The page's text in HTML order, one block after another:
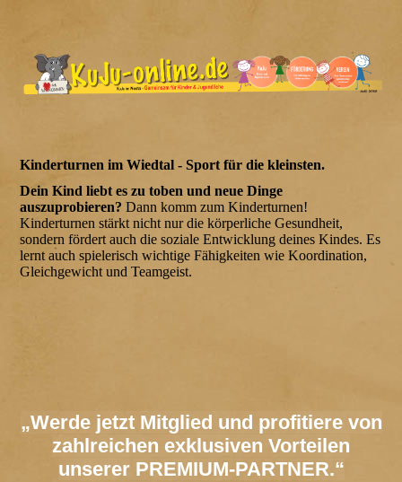
Kinderturnen im Wiedtal - Sport für die kleinsten.
Dein Kind liebt es zu toben und neue Dinge
auszuprobieren?Dann komm zum Kinderturnen!
Kinderturnen stärkt nicht nur die körperliche Gesundheit,
sondern fördert auch die soziale Entwicklung deines Kindes. Es
lernt auch spielerisch wichtige Fähigkeiten wie Koordination,
Gleichgewicht und Teamgeist.
„Werde jetzt Mitglied und profitiere von
zahlreichen exklusiven Vorteilen
unserer PREMIUM-PARTNER.“